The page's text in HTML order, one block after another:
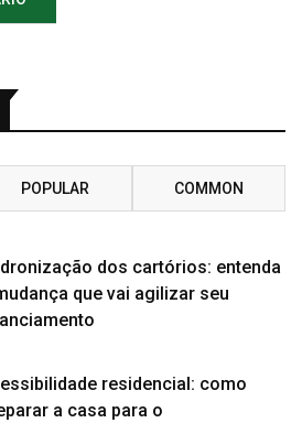
POPULAR COMMON
dos cartórios: entenda
que vai agilizar seu
residencial: como
a casa para o